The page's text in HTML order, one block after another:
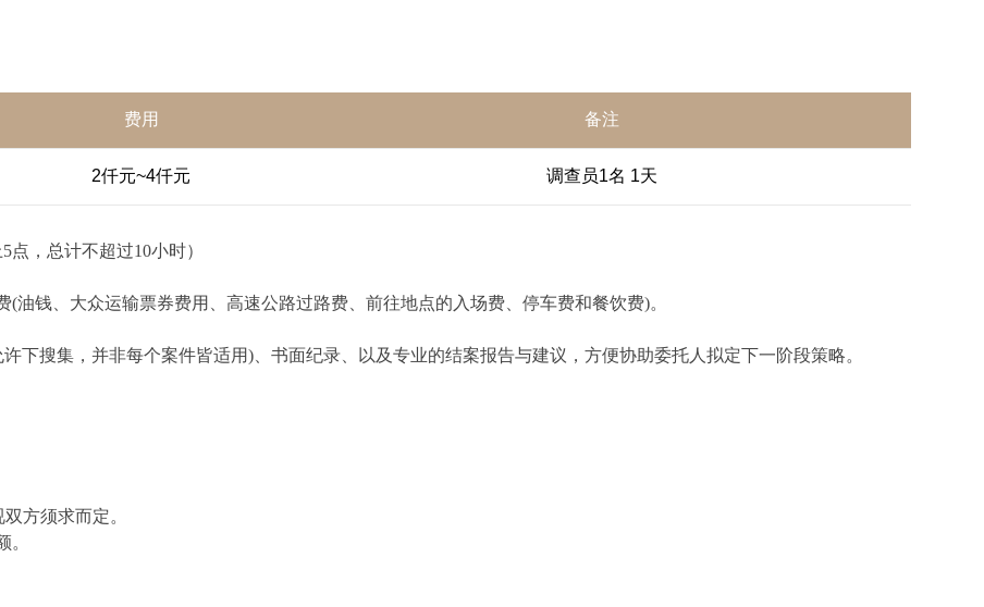
费用 备注
2仟元~4仟元 调查员1名 1天
，总计不超过10小时）
钱、大众运输票券费用、高速公路过路费、前往地点的入场费、停车费和餐饮费)。
下搜集，并非每个案件皆适用)、书面纪录、以及专业的结案报告与建议，方便协助委托人拟定下一阶段策略。
方须求而定。
。